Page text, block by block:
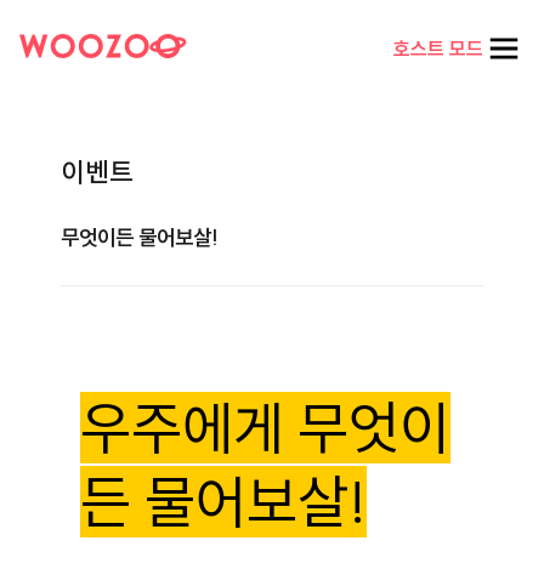
호스트 모드
이벤트
무엇이든 물어보살!
우주에게 무엇이
든 물어보살!